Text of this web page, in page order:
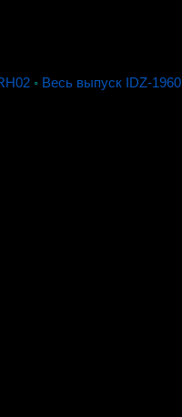
◦ Весь выпуск IDZ-1960